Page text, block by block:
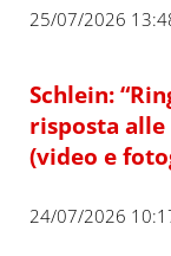
25/07/2026
Schlein:
risposta alle
(video e
24/07/2026